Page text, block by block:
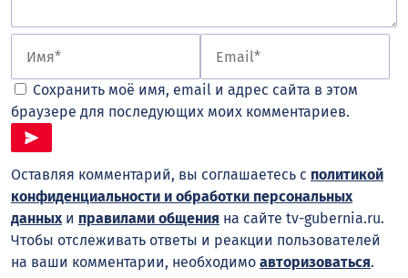
Сохранить моё имя, email и адрес сайта в этом
браузере для последующих моих комментариев.
Оставляя комментарий, вы соглашаетесь с политикой
конфиденциальности и обработки персональных
данныхи правилами общения на сайте tv-gubernia.ru.
Чтобы отслеживать ответы и реакции пользователей
на ваши комментарии, необходимо авторизоваться.